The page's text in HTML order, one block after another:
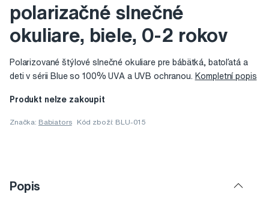
polarizačné slnečné
okuliare, biele, 0-2 rokov
Polarizované štýlové slnečné okuliare pre bábätká, batoľatá a
deti v sérii Blue so 100% UVA a UVB ochranou. Kompletní popis
Produkt nelze zakoupit
Značka: Babiators Kód zboží: BLU-015
Popis